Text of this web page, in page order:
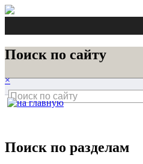
Поиск по сайту
×
Поиск по разделам